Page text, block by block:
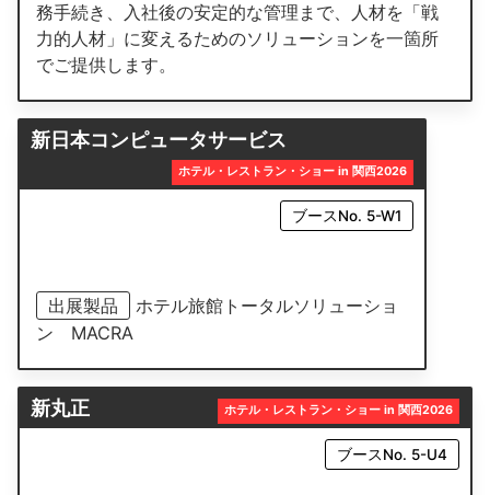
務手続き、入社後の安定的な管理まで、人材を「戦
力的人材」に変えるためのソリューションを一箇所
でご提供します。
新日本コンピュータサービス
ホテル・レストラン・ショー in 関西2026
ブースNo. 5-W1
出展製品
ホテル旅館トータルソリューショ
ン MACRA
新丸正 ホテル・レストラン・ショー in 関西2026
ブースNo. 5-U4